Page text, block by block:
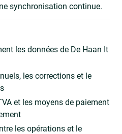
synchronisation continue.
les données de De Haan It
les corrections et le
et les moyens de paiement
les opérations et le